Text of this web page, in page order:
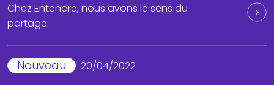
Chez Entendre, nous avons le sens du
partage.
Nouveau
20/04/2022